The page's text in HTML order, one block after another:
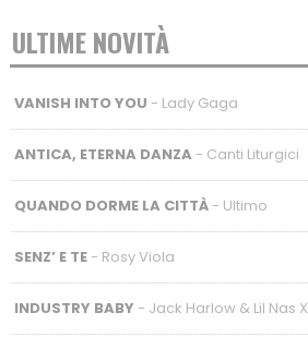
ULTIME NOVITÀ
VANISH INTO YOU - Lady Gaga
ANTICA, ETERNA DANZA - Canti Liturgici
QUANDO DORME LA CITTÀ- Ultimo
SENZ’ E TE- Rosy Viola
INDUSTRY BABY - Jack Harlow & Lil Nas X